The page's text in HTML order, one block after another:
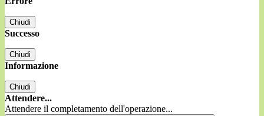
Chiudi
Successo
Chiudi
Informazione
Chiudi
Attendere...
Attendere il completamento dell'operazione...